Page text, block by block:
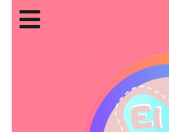
Saltar
apertura